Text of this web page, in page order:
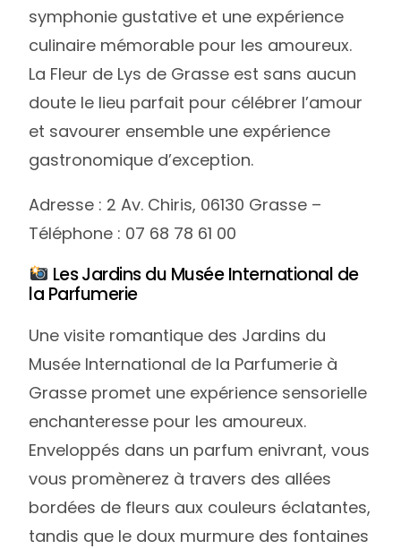
symphonie gustative et une expérience
culinaire mémorable pour les amoureux.
La Fleur de Lys de Grasse est sans aucun
doute le lieu parfait pour célébrer l’amour
et savourer ensemble une expérience
gastronomique d’exception.
Adresse : 2 Av. Chiris, 06130 Grasse –
Téléphone : 07 68 78 61 00
Les Jardins du Musée International de
la Parfumerie
Une visite romantique des Jardins du
Musée International de la Parfumerie à
Grasse promet une expérience sensorielle
enchanteresse pour les amoureux.
Enveloppés dans un parfum enivrant, vous
vous promènerez à travers des allées
bordées de fleurs aux couleurs éclatantes,
tandis que le doux murmure des fontaines